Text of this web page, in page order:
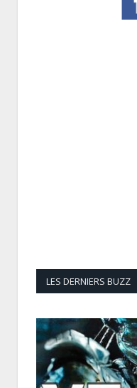
LES DERNIERS BUZZ